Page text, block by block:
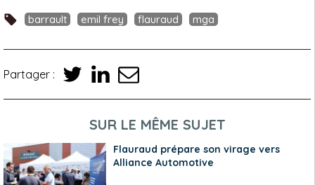
barrault emil frey flauraud mga
Partager :
SUR LE MÊME SUJET
Flauraud prépare son virage vers
Alliance Automotive